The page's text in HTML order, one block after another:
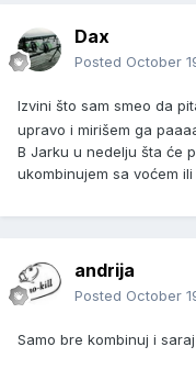
Dax
Posted October
Izvini što sam smeo da
upravo i mirišem ga
B Jarku u nedelju šta će
ukombinujem sa voćem ili
andrija
Posted October
Samo bre kombinuj i saraj